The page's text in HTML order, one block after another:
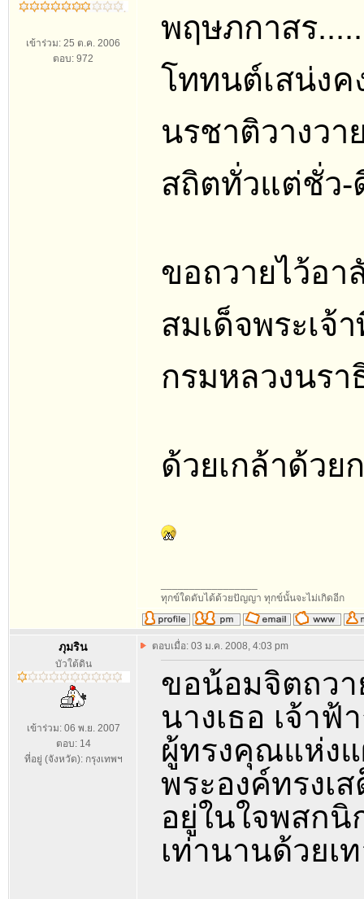
เข้าร่วม: 25 ต.ค. 2006
ตอบ: 972
พฤษภกาสร
โททนต์เสน่ง
นรชาติวางวา
สถิตทั่วแต่ชั่ว-
ขอถวายไว้อา
สมเด็จพระเจ้
กรมหลวงนร
ด้วยเกล้าด้วย
ทุกข์ใดดับได้ด้วยปัญญา ทุกข์นั้นจะไม่เกิดอีก
ภุมริน
บัวใต้ดิน
เข้าร่วม: 06 พ.ย. 2007
ตอบ: 14
ที่อยู่ (จังหวัด): กรุงเทพฯ
ตอบเมื่อ: 03 ม.ค. 2008, 4:03 pm
ขอน้อมจิตถวา
นางเธอ เจ้า
ผู้ทรงคุณแห่ง
พระองค์ทรงเ
อยู่ในใจพสก
เท่านานด้วยเ